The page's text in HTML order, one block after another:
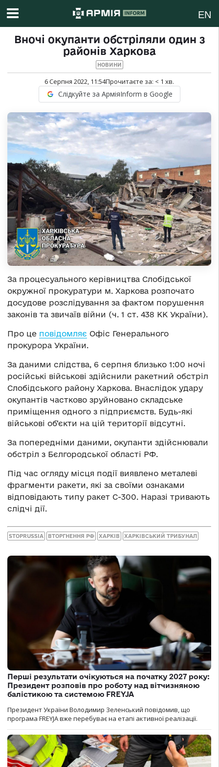
EN
Вночі окупанти обстріляли один з
районів Харкова
НОВИНИ
6 Серпня 2022, 11:54Прочитаєте за: < 1 хв.
Слідкуйте за АрміяInform в Google
За процесуального керівництва Слобідської
окружної прокуратури м. Харкова розпочато
досудове розслідування за фактом порушення
законів та звичаїв війни (ч. 1 ст. 438 КК України).
Про це повідомляє Офіс Генерального
прокурора України.
За даними слідства, 6 серпня близько 1:00 ночі
російські військові здійснили ракетний обстріл
Слобідського району Харкова. Внаслідок удару
окупантів частково зруйновано складське
приміщення одного з підприємств. Будь-які
військові об‘єкти на цій території відсутні.
За попередніми даними, окупанти здійснювали
обстріл з Бєлгородської області РФ.
Під час огляду місця події виявлено металеві
фрагменти ракети, які за своїми ознаками
відповідають типу ракет С-300. Наразі тривають
слідчі дії.
STOPRUSSIA ВТОРГНЕННЯ РФ ХАРКІВ ХАРКІВСЬКИЙ ТРИБУНАЛ
Перші результати очікуються на початку 2027 року:
Президент розповів про роботу над вітчизняною
балістикою та системою FREYJA
Президент України Володимир Зеленський повідомив, що
програма FREYJA вже перебуває на етапі активної реалізації.